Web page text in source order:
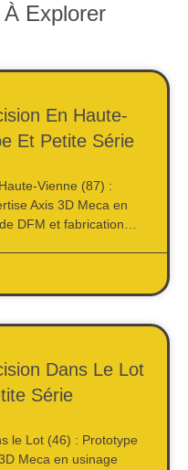
Explorer
En Haute-
Et Petite Série
Vienne (87) :
Axis 3D Meca en
DFM et fabrication…
Dans Le Lot
Série
le Lot (46) : Prototype
Meca en usinage